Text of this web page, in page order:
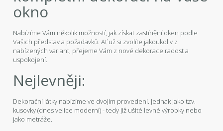
okno
Nabízíme Vám několik možností, jak získat zastínění oken podle
Vašich představ a požadavků. Ať už si zvolíte jakoukoliv z
nabízených variant, přejeme Vám z nové dekorace radost a
uspokojení.
Nejlevněji:
Dekorační látky nabízíme ve dvojím provedení. Jednak jako tzv.
kusovky (dnes velice moderní) - tedy již ušité levné výrobky nebo
jako metráže.